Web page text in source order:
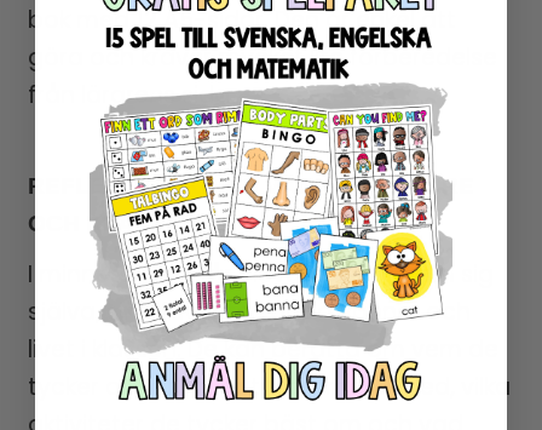
bok med 12 A5-sidor. Den är enkel att
göra och kräver mycket lite förberedelse
från lärarens sida.
REFLEKTION KRING VÄNNER, LÄRARE
OCH KLASSEN
I minnesboken får eleverna skriva om sig
själva, sina favoriter, goda vänner och
livet i klassen. De kan berätta om vem de
tycker om att vara tillsammans med, vilka